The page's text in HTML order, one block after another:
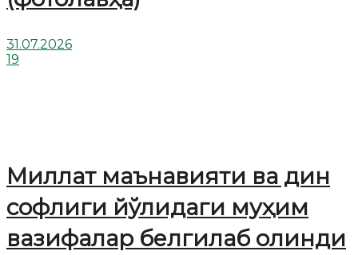
31.07.2026
19
Миллат маънавияти ва дин
софлиги йўлидаги муҳим
вазифалар белгилаб олинди